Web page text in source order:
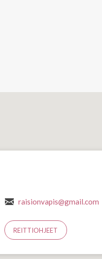
raisionvapis@gmail.com
REITTIOHJEET